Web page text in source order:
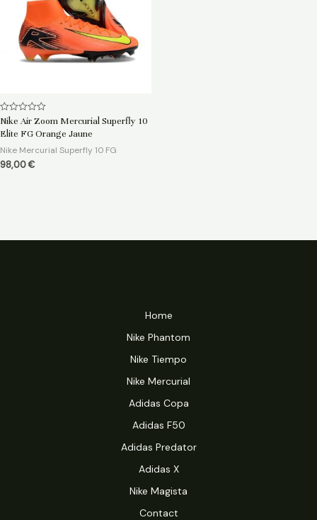
Note
sur
Nike Air Zoom Mercurial Superfly 10
Elite FG Orange Jaune
Nike Mercurial Superfly 10 FG
98,00€
Home
Nike Phantom
Nike Tiempo
Nike Mercurial
Adidas Copa
Adidas F50
Adidas Predator
Adidas X
Nike Magista
Contact